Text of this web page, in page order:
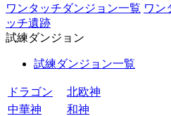
ワンタッチダンジョン一覧 ワン
ッチ遺跡
試練ダンジョン
試練ダンジョン一覧
ドラゴン
北欧神
中華神
和神